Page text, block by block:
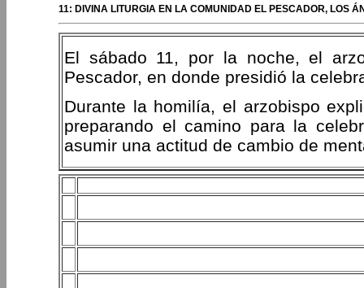
11: DIVINA LITURGIA EN LA COMUNIDAD EL PESCADOR, LOS
El sábado 11, por la noche, el
Pescador, en donde presidió la
Durante la homilía, el arzobispo
preparando el camino para la
asumir una actitud de cambio de